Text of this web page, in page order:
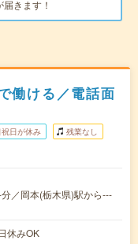
届きます！
働ける／電話面
祝日が休み 残業なし
／岡本(栃木県)駅から---
休みOK